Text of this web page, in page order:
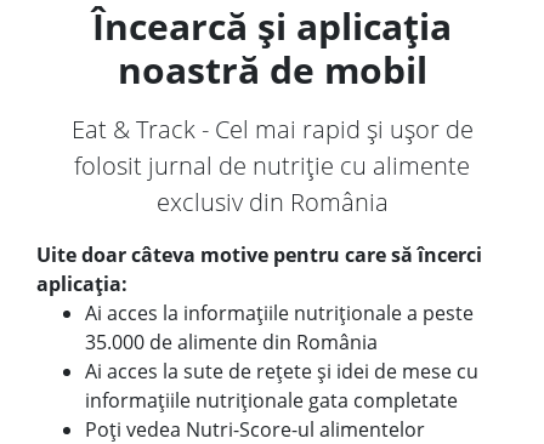
Încearcă și aplicația
noastră de mobil
Eat & Track - Cel mai rapid și ușor de
folosit jurnal de nutriție cu alimente
exclusiv din România
Uite doar câteva motive pentru care să încerci
aplicația:
Ai acces la informațiile nutriționale a peste
35.000 de alimente din România
Ai acces la sute de rețete și idei de mese cu
informațiile nutriționale gata completate
Poți vedea Nutri-Score-ul alimentelor